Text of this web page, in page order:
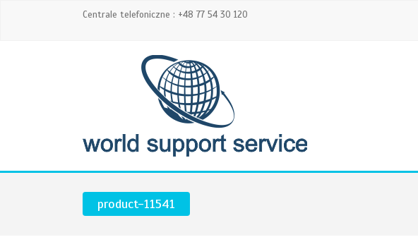
Centrale telefoniczne : +48 77 54 30 120
product-11541